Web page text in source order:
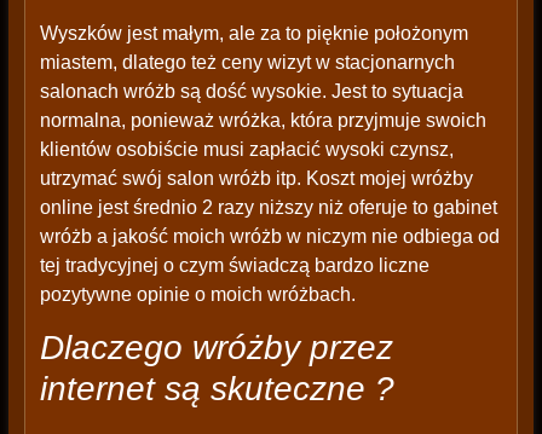
Wyszków jest małym, ale za to pięknie położonym
miastem, dlatego też ceny wizyt w stacjonarnych
salonach wróżb są dość wysokie. Jest to sytuacja
normalna, ponieważ wróżka, która przyjmuje swoich
klientów osobiście musi zapłacić wysoki czynsz,
utrzymać swój salon wróżb itp. Koszt mojej wróżby
online jest średnio 2 razy niższy niż oferuje to gabinet
wróżb a jakość moich wróżb w niczym nie odbiega od
tej tradycyjnej o czym świadczą bardzo liczne
pozytywne opinie o moich wróżbach.
Dlaczego wróżby przez
internet są skuteczne ?